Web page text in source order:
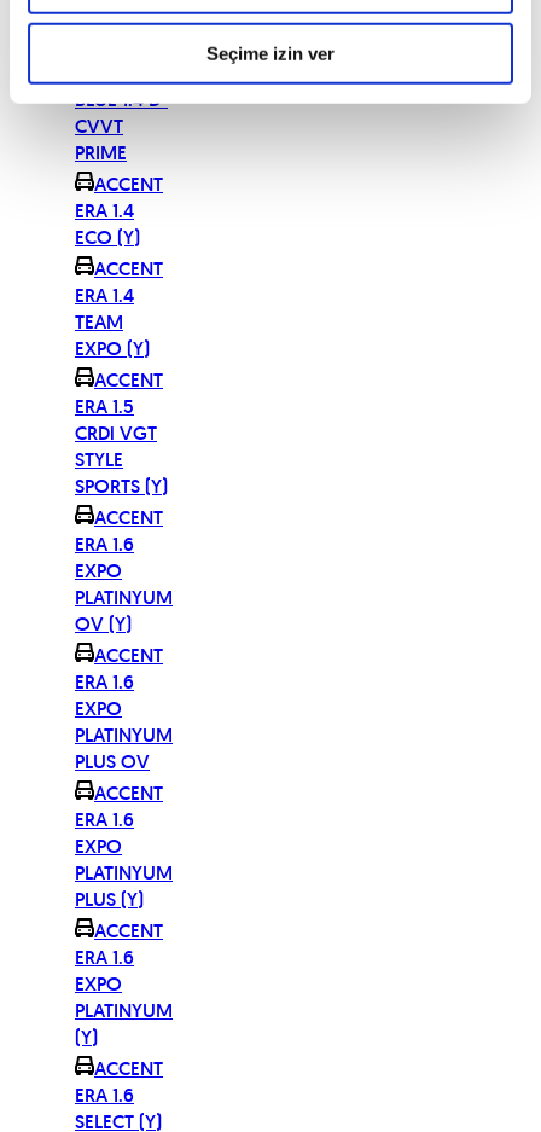
Seçime izin ver
BLUE 1.4 D-
BLUE 1.4 D-
CVVT
PRIME
ACCENT
ERA 1.4
ECO (Y)
ACCENT
ERA 1.4
TEAM
EXPO (Y)
ACCENT
ERA 1.5
CRDi VGT
STYLE
SPORTS (Y)
ACCENT
ERA 1.6
EXPO
PLATINYUM
OV (Y)
ACCENT
ERA 1.6
EXPO
PLATINYUM
PLUS OV
ACCENT
ERA 1.6
EXPO
PLATINYUM
PLUS (Y)
ACCENT
ERA 1.6
EXPO
PLATINYUM
(Y)
ACCENT
ERA 1.6
SELECT (Y)